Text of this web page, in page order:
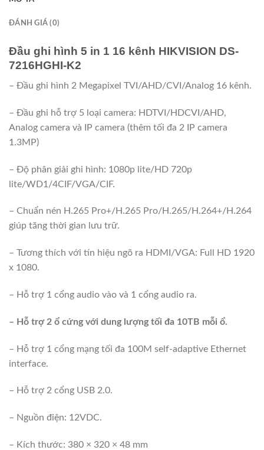
ĐÁNH GIÁ (0)
Đầu ghi hình 5 in 1 16 kênh HIKVISION DS-
7216HGHI-K2
– Đầu ghi hình 2 Megapixel TVI/AHD/CVI/Analog 16 kênh.
– Đầu ghi hỗ trợ 5 loại camera: HDTVI/HDCVI/AHD,
Analog camera và IP camera (thêm tối đa 2 IP camera
1.3MP)
– Độ phân giải ghi hình: 1080p lite/HD 720p
lite/WD1/4CIF/VGA/CIF.
– Chuẩn nén H.265 Pro+/H.265 Pro/H.265/H.264+/H.264
giúp tăng thời gian lưu trữ.
– Tương thích với tín hiệu ngõ ra HDMI/VGA: Full HD 1920
x 1080.
– Hỗ trợ 1 cổng audio vào và 1 cổng audio ra.
– Hỗ trợ 2 ổ cứng với dung lượng tối đa 10TB mỗi ổ.
– Hỗ trợ 1 cổng mạng tối đa 100M self-adaptive Ethernet
interface.
– Hỗ trợ 2 cổng USB 2.0.
– Nguồn điện: 12VDC.
– Kích thước: 380 × 320 × 48 mm